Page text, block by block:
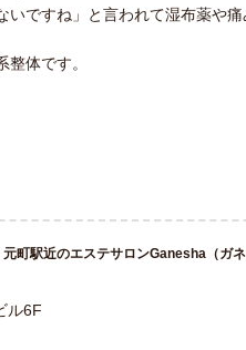
ですね」と言われて湿布薬や痛
体です。
町駅近のエステサロンGanesha（ガネ
ル6F